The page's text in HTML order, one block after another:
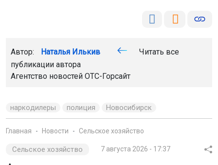
Автор: Наталья Илькив
Читать все
публикации автора
Агентство новостей ОТС-Горсайт
наркодилеры полиция Новосибирск
Главная Новости Сельское хозяйство
Сельское хозяйство 7 августа 2026 - 17:37